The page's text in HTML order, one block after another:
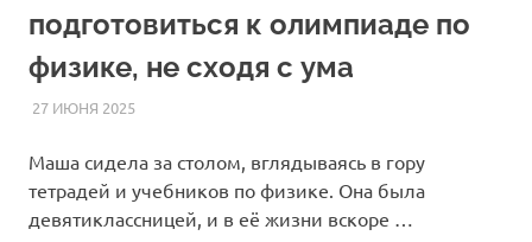
подготовиться к олимпиаде по
физике, не сходя с ума
27 ИЮНЯ 2025FOREIGNSCHOOL
СТАТЬИ
Маша сидела за столом, вглядываясь в гору
тетрадей и учебников по физике. Она была
девятиклассницей, и в её жизни вскоре …